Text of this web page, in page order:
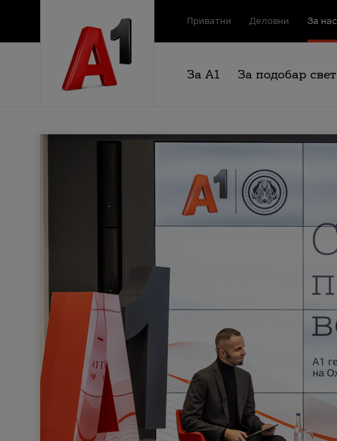
Приватни Деловни За нас
За А1 За подобар свет